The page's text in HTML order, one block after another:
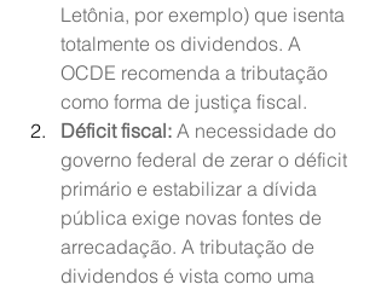
Letônia, por exemplo) que isenta
totalmente os dividendos. A
OCDE recomenda a tributação
como forma de justiça fiscal.
Déficit fiscal: A necessidade do
governo federal de zerar o déficit
primário e estabilizar a dívida
pública exige novas fontes de
arrecadação. A tributação de
dividendos é vista como uma